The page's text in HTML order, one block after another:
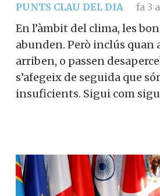
PUNTS CLAU DEL DIA fa 3
En l’àmbit del clima, les
abunden. Però inclús quan
arriben, o passen
s’afegeix de seguida que
insuficients. Sigui com